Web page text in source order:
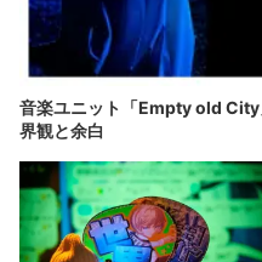
音楽ユニット「Empty old
界観と余白